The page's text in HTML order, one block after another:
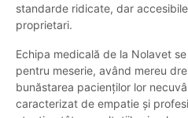
standarde ridicate, dar
proprietari.
Echipa medicală de la Nolavet
pentru meserie, având mereu
bunăstarea pacienților lor
caracterizat de empatie și